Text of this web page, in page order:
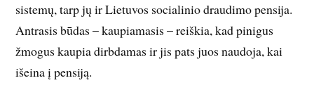
sistemų, tarp jų ir Lietuvos socialinio draudimo pensija.
Ant­rasis būdas – kaupiamasis – reiškia, kad pinigus
žmogus kaupia dirbdamas ir jis pats juos naudoja, kai
išeina į pensiją.